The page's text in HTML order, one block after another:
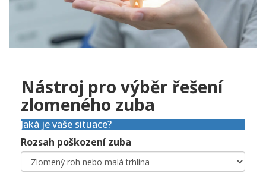
Nástroj pro výběr řešení
zlomeného zuba
Jaká je vaše situace?
Rozsah poškození zuba